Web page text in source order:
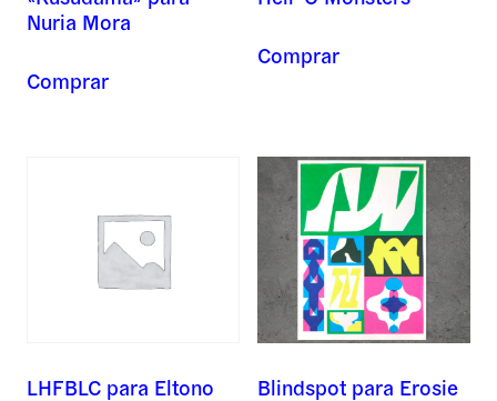
Nuria Mora
Comprar
Comprar
LHFBLC para Eltono Blindspot para Erosie